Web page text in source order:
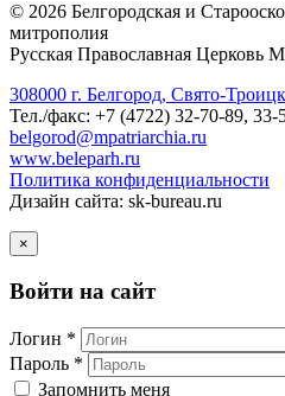
© 2026 Белгородская и
митрополия
Русская Православная Церковь
308000 г. Белгород, Свято-
Тел./факс: +7 (4722) 32-70-89, 33-
belgorod@mpatriarchia.ru
www.beleparh.ru
Политика конфиденциальности
Дизайн сайта: sk-bureau.ru
×
Войти на сайт
Логин *
Пароль *
Запомнить меня